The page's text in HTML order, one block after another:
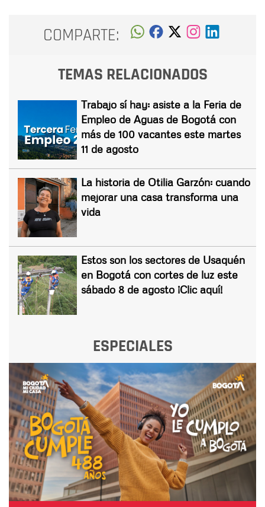
COMPARTE:
TEMAS RELACIONADOS
Trabajo sí hay: asiste a la Feria de
Empleo de Aguas de Bogotá con
más de 100 vacantes este martes
11 de agosto
La historia de Otilia Garzón: cuando
mejorar una casa transforma una
vida
Estos son los sectores de Usaquén
en Bogotá con cortes de luz este
sábado 8 de agosto ¡Clic aquí!
ESPECIALES